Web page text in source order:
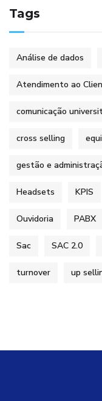
Tags
Análise de dados
Atendimento ao
comunicação
cross selling
gestão e
Headsets KPIS
Ouvidoria PABX
Sac SAC 2.0
turnover up